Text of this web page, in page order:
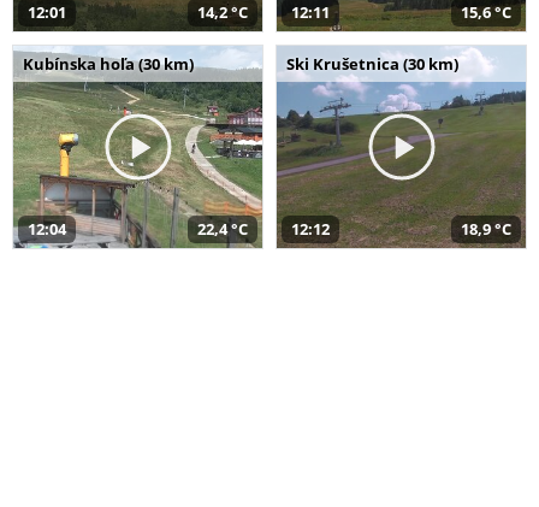
12:01 14,2 °C 12:11 15,6 °C
Kubínska hoľa (30 km)
12:04 22,4 °C
Ski Krušetnica (30 km)
12:12 18,9 °C